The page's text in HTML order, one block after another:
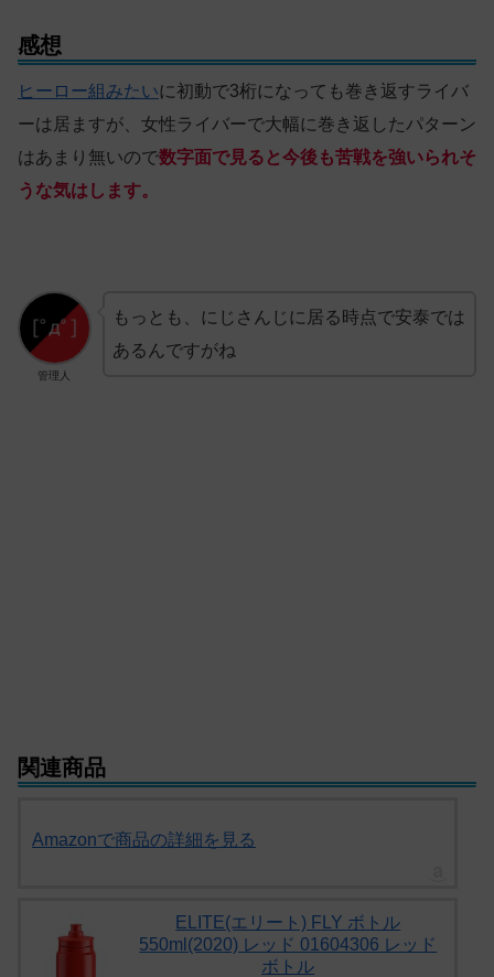
感想
ヒーロー組みたいに初動で3桁になっても巻き返すライバ
ーは居ますが、女性ライバーで大幅に巻き返したパターン
はあまり無いので数字面で見ると今後も苦戦を強いられそ
うな気はします。
管理人
もっとも、にじさんじに居る時点で安泰では
あるんですがね
関連商品
Amazonで商品の詳細を見る
ELITE(エリート) FLY ボトル
550ml(2020) レッド 01604306 レッド
ボトル